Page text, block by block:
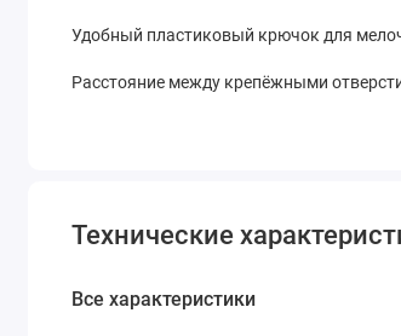
Удобный пластиковый крючок для
Расстояние между крепёжными
Технические
Все характеристики